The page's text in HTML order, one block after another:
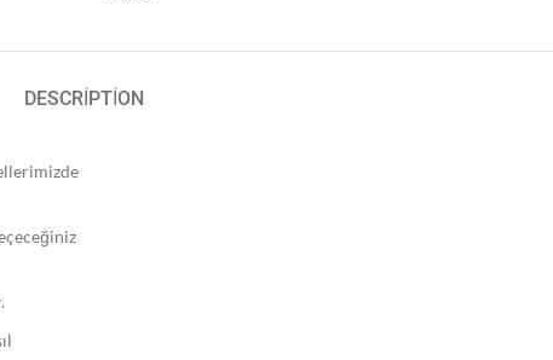
DESCRIPTION